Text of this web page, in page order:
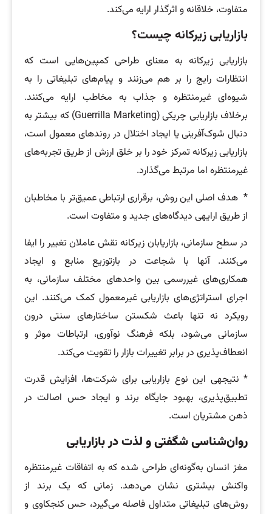
متفاوت، خلاقانه و اثرگذار ارایه می‌کند.
بازاریابی زیرکانه چیست؟
بازاریابی زیرکانه به ‌معنای طراحی کمپین‌هایی است که
انتظارات رایج را بر هم می‌زنند و پیام‌های تبلیغاتی را به
شیوه‌ای غیرمنتظره و جذاب به مخاطب ارایه می‌کنند.
برخلاف بازاریابی چریکی (Guerrilla Marketing) که بیشتر به
دنبال شوک‌آفرینی یا ایجاد اختلال در روندهای معمول است،
بازاریابی زیرکانه تمرکز خود را بر خلق ارزش از طریق تجربه‌های
غیرمنتظره اما مرتبط می‌گذارد.
* هدف اصلی این روش، برقراری ارتباطی عمیق‌تر با مخاطبان
از طریق ارایه­ی دیدگاه‌های جدید و متفاوت است.
در سطح سازمانی، بازاریابان زیرکانه نقش عاملان تغییر را ایفا
می‌کنند. آنها با شجاعت در بازتوزیع منابع و ایجاد
همکاری‌های غیررسمی بین واحدهای مختلف سازمانی، به
اجرای استراتژی‌های بازاریابی غیرمعمول کمک می‌کنند. این
رویکرد نه ‌تنها باعث شکستن ساختارهای سنتی درون
سازمانی می‌شود، بلکه فرهنگ نوآوری، ارتباطات موثر و
انعطاف‌پذیری در برابر تغییرات بازار را تقویت می‌کند.
* نتیجه­ی این نوع بازاریابی برای شرکت‌ها، افزایش قدرت
تطبیق‌پذیری، بهبود جایگاه برند و ایجاد حس اصالت در
ذهن مشتریان است.
روان‌شناسی شگفتی و لذت در بازاریابی
مغز انسان به‌گونه‌ای طراحی شده که به اتفاقات غیرمنتظره
واکنش بیشتری نشان می‌دهد. زمانی که یک برند از
روش‌های تبلیغاتی متداول فاصله می‌گیرد، حس کنجکاوی و